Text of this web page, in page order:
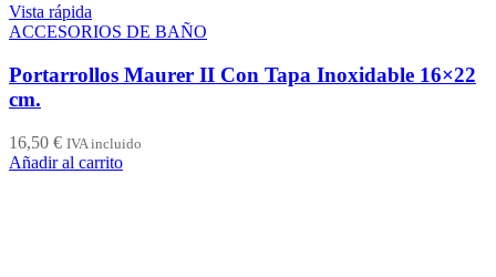
Vista rápida
ACCESORIOS DE BAÑO
Portarrollos Maurer II Con Tapa Inoxidable 16×22
cm.
16,50 € IVA incluido
Añadir al carrito